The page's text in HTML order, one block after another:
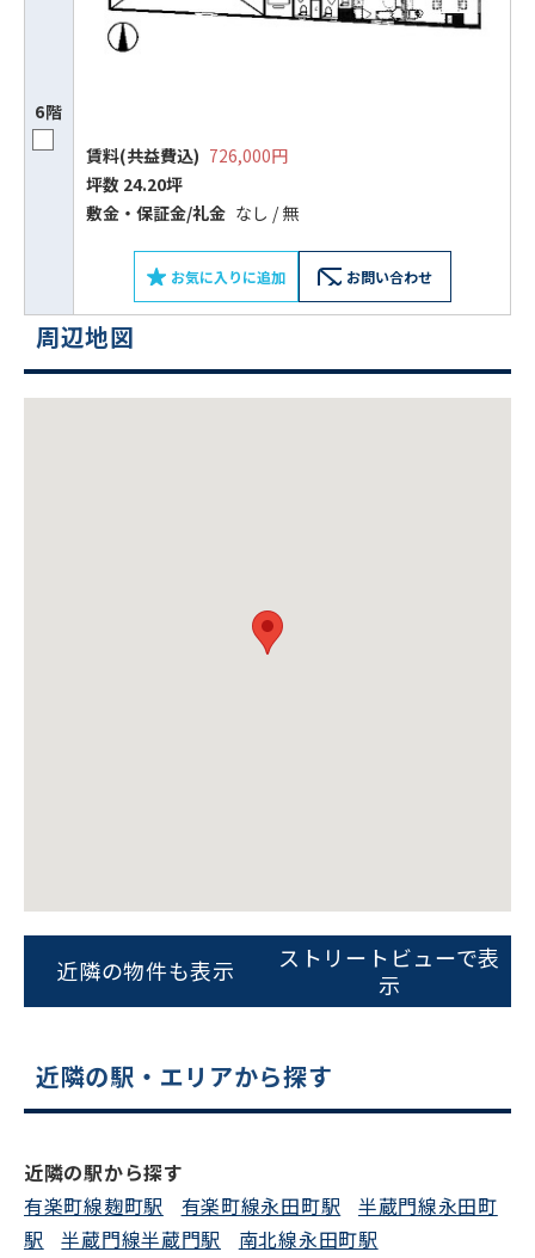
6階
賃料(共益費込) 726,000円
坪数 24.20坪
敷⾦‧保証⾦/礼⾦ なし / 無
お気に入りに追加 お問い合わせ
ビルコード：
をお伝えいただくと
平日 9:00〜18:00
周辺地図
近隣の物件も表示
ストリートビューで表
示
近隣の駅・エリアから探す
近隣の駅から探す
有楽町線麹町駅
有楽町線永田町駅
半蔵門線永田町
駅
半蔵門線半蔵門駅 南北線永田町駅